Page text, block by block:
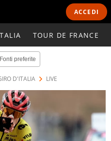
ACCEDI
TOUR DE FRANCE
Fonti preferite
D'ITALIA LIVE